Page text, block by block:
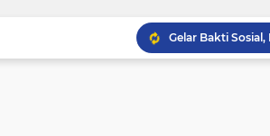
Bupati Morotai